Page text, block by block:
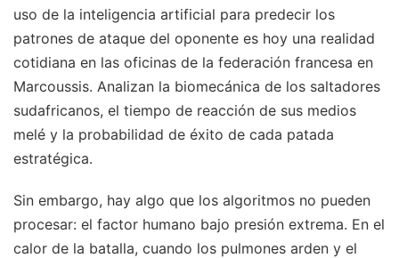
uso de la inteligencia artificial para predecir los
patrones de ataque del oponente es hoy una realidad
cotidiana en las oficinas de la federación francesa en
Marcoussis. Analizan la biomecánica de los saltadores
sudafricanos, el tiempo de reacción de sus medios
melé y la probabilidad de éxito de cada patada
estratégica.
Sin embargo, hay algo que los algoritmos no pueden
procesar: el factor humano bajo presión extrema. En el
calor de la batalla, cuando los pulmones arden y el